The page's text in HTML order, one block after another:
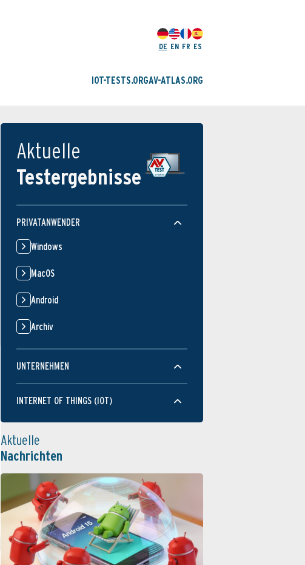
DE EN FR ES
IOT-TESTS.ORGAV-ATLAS.ORG
Aktuelle
Testergebnisse
PRIVATANWENDER
Windows
MacOS
Android
Archiv
UNTERNEHMEN
INTERNET OF THINGS (IOT)
Aktuelle
Nachrichten